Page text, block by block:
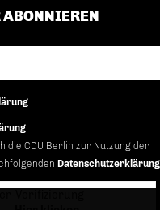
ABONNIEREN
die CDU Berlin zur Nutzung der